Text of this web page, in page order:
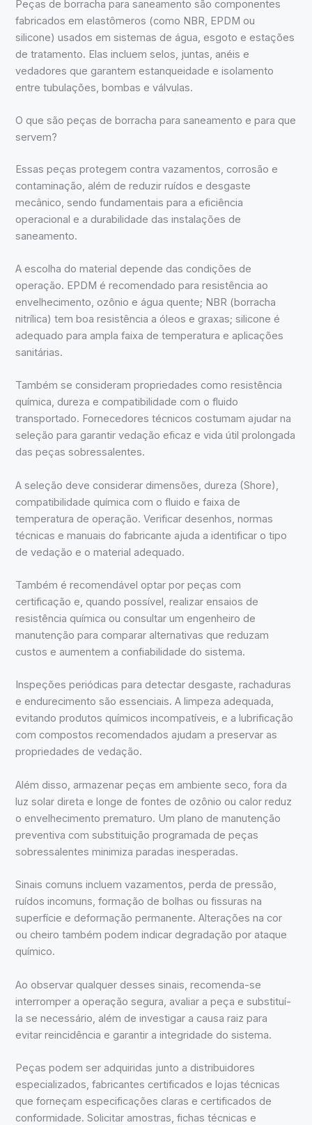
Peças de borracha para saneamento são componentes
fabricados em elastômeros (como NBR, EPDM ou
silicone) usados em sistemas de água, esgoto e estações
de tratamento. Elas incluem selos, juntas, anéis e
vedadores que garantem estanqueidade e isolamento
entre tubulações, bombas e válvulas.
O que são peças de borracha para saneamento e para que
servem?
Essas peças protegem contra vazamentos, corrosão e
contaminação, além de reduzir ruídos e desgaste
mecânico, sendo fundamentais para a eficiência
operacional e a durabilidade das instalações de
saneamento.
A escolha do material depende das condições de
operação. EPDM é recomendado para resistência ao
envelhecimento, ozônio e água quente; NBR (borracha
nitrílica) tem boa resistência a óleos e graxas; silicone é
adequado para ampla faixa de temperatura e aplicações
sanitárias.
Também se consideram propriedades como resistência
química, dureza e compatibilidade com o fluido
transportado. Fornecedores técnicos costumam ajudar na
seleção para garantir vedação eficaz e vida útil prolongada
das peças sobressalentes.
A seleção deve considerar dimensões, dureza (Shore),
compatibilidade química com o fluido e faixa de
temperatura de operação. Verificar desenhos, normas
técnicas e manuais do fabricante ajuda a identificar o tipo
de vedação e o material adequado.
Também é recomendável optar por peças com
certificação e, quando possível, realizar ensaios de
resistência química ou consultar um engenheiro de
manutenção para comparar alternativas que reduzam
custos e aumentem a confiabilidade do sistema.
Inspeções periódicas para detectar desgaste, rachaduras
e endurecimento são essenciais. A limpeza adequada,
evitando produtos químicos incompatíveis, e a lubrificação
com compostos recomendados ajudam a preservar as
propriedades de vedação.
Além disso, armazenar peças em ambiente seco, fora da
luz solar direta e longe de fontes de ozônio ou calor reduz
o envelhecimento prematuro. Um plano de manutenção
preventiva com substituição programada de peças
sobressalentes minimiza paradas inesperadas.
Sinais comuns incluem vazamentos, perda de pressão,
ruídos incomuns, formação de bolhas ou fissuras na
superfície e deformação permanente. Alterações na cor
ou cheiro também podem indicar degradação por ataque
químico.
Ao observar qualquer desses sinais, recomenda-se
interromper a operação segura, avaliar a peça e substituí-
la se necessário, além de investigar a causa raiz para
evitar reincidência e garantir a integridade do sistema.
Peças podem ser adquiridas junto a distribuidores
especializados, fabricantes certificados e lojas técnicas
que forneçam especificações claras e certificados de
conformidade. Solicitar amostras, fichas técnicas e